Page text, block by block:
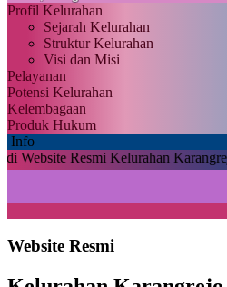
Profil Kelurahan
Sejarah Kelurahan
Struktur Kelurahan
Visi dan Misi
Pelayanan
Potensi Kelurahan
Kelembagaan
Produk Hukum
Info
Kelurahan Karangrejo
Website Resmi